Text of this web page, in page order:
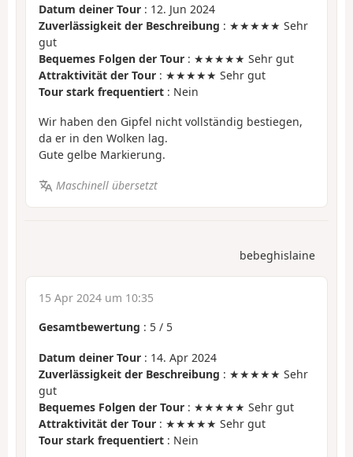
Datum deiner Tour : 12. Jun 2024
Zuverlässigkeit der Beschreibung : ★★★★★ Sehr
gut
Bequemes Folgen der Tour : ★★★★★ Sehr gut
Attraktivität der Tour : ★★★★★ Sehr gut
Tour stark frequentiert : Nein
Wir haben den Gipfel nicht vollständig bestiegen,
da er in den Wolken lag.
Gute gelbe Markierung.
Maschinell übersetzt
bebeghislaine
15 Apr 2024 um 10:35
Gesamtbewertung : 5 / 5
Datum deiner Tour : 14. Apr 2024
Zuverlässigkeit der Beschreibung : ★★★★★ Sehr
gut
Bequemes Folgen der Tour : ★★★★★ Sehr gut
Attraktivität der Tour : ★★★★★ Sehr gut
Tour stark frequentiert : Nein